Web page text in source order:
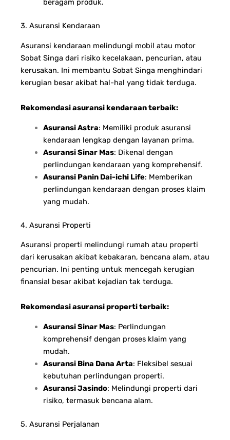
beragam produk.
3. Asuransi Kendaraan
Asuransi kendaraan melindungi mobil atau motor
Sobat Singa dari risiko kecelakaan, pencurian, atau
kerusakan. Ini membantu Sobat Singa menghindari
kerugian besar akibat hal-hal yang tidak terduga.
Rekomendasi asuransi kendaraan terbaik:
Asuransi Astra: Memiliki produk asuransi
kendaraan lengkap dengan layanan prima.
Asuransi Sinar Mas: Dikenal dengan
perlindungan kendaraan yang komprehensif.
Asuransi Panin Dai-ichi Life: Memberikan
perlindungan kendaraan dengan proses klaim
yang mudah.
4. Asuransi Properti
Asuransi properti melindungi rumah atau properti
dari kerusakan akibat kebakaran, bencana alam, atau
pencurian. Ini penting untuk mencegah kerugian
finansial besar akibat kejadian tak terduga.
Rekomendasi asuransi properti terbaik:
Asuransi Sinar Mas: Perlindungan
komprehensif dengan proses klaim yang
mudah.
Asuransi Bina Dana Arta: Fleksibel sesuai
kebutuhan perlindungan properti.
Asuransi Jasindo: Melindungi properti dari
risiko, termasuk bencana alam.
5. Asuransi Perjalanan